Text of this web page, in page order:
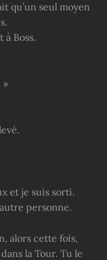
qu’un seul moyen
Boss.
»
et je suis sorti.
personne.
alors cette fois,
la Tour. Tu le